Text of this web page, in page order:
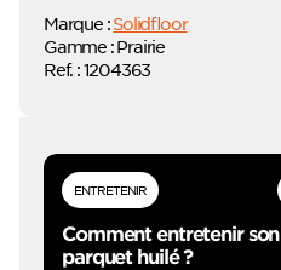
Marque :Solidfloor
Gamme : Prairie
Ref. : 1204363
ENTRETENIR
Comment entretenir son
parquet huilé ?